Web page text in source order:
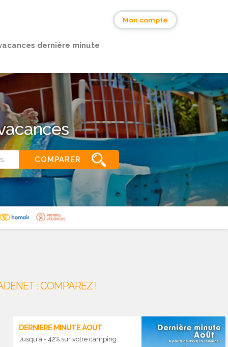
Mon compte
dernière minute
COMPARER
: COMPAREZ !
DERNIERE MINUTE AOUT
Jusqu'à - 42% sur votre camping